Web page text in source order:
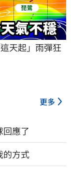
天起」雨彈狂
更多
應了
方式